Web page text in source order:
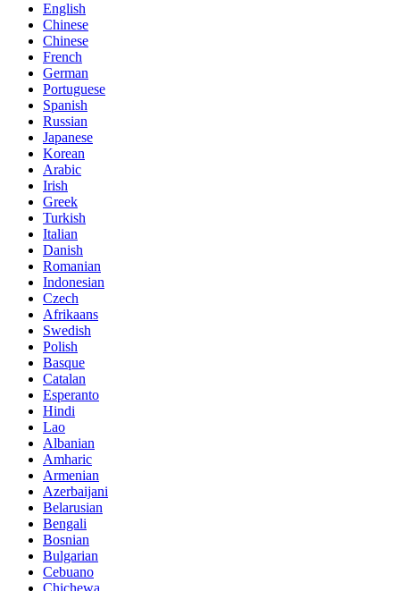
English
Chinese
Chinese
French
German
Portuguese
Spanish
Russian
Japanese
Korean
Arabic
Irish
Greek
Turkish
Italian
Danish
Romanian
Indonesian
Czech
Afrikaans
Swedish
Polish
Basque
Catalan
Esperanto
Hindi
Lao
Albanian
Amharic
Armenian
Azerbaijani
Belarusian
Bengali
Bosnian
Bulgarian
Cebuano